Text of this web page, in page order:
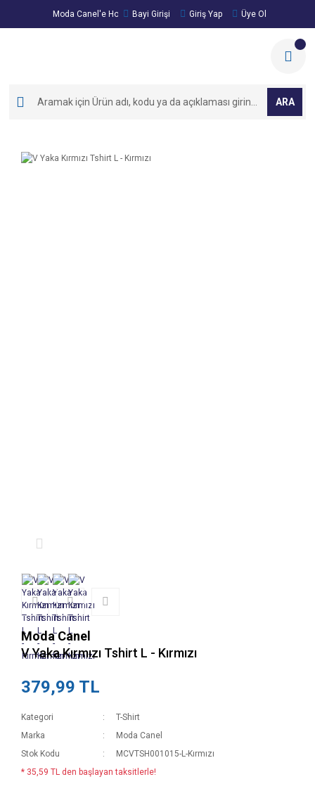
Moda Canel'e Hoşgeldiniz!
Bayi Girişi Giriş Yap Üye Ol
ARA
Moda Canel
V Yaka Kırmızı Tshirt L - Kırmızı
379,99 TL
Kategori
T-Shirt
Marka
Moda Canel
Stok Kodu
MCVTSH001015-L-Kırmızı
* 35,59 TL den başlayan taksitlerle!